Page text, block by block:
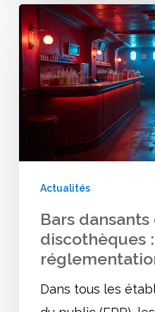
Bars
dansants
et
discothèques
réglementations
Actualités
Bars dansants
discothèques
Dans tous les